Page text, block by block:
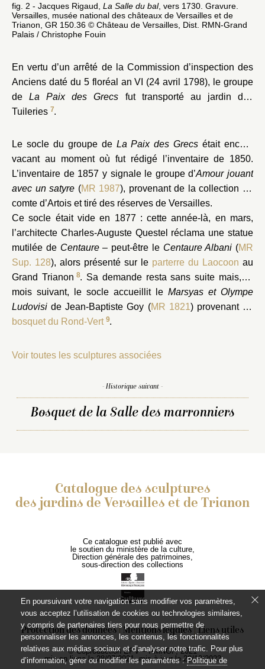
fig. 2 - Jacques Rigaud, La Salle du bal, vers 1730. Gravure.
Versailles, musée national des châteaux de Versailles et de
Trianon, GR 150.36 © Château de Versailles, Dist. RMN-Grand
Palais / Christophe Fouin
En vertu d’un arrêté de la Commission d’inspection des
Anciens daté du 5 floréal an VI (24 avril 1798), le groupe
deLa Paix des Grecs fut transporté au jardin des
Tuileries 7.
Le socle du groupe de La Paix des Grecs était encore
vacant au moment où fut rédigé l’inventaire de 1850.
L’inventaire de 1857 y signale le groupe d’Amour jouant
avec un satyre (MR 1987), provenant de la collection du
comte d’Artois et tiré des réserves de Versailles.
Ce socle était vide en 1877 : cette année-là, en mars,
l’architecte Charles-Auguste Questel réclama une statue
mutilée de Centaure– peut-être le Centaure Albani (MR
Sup. 128), alors présenté sur le parterre du Laocoon au
Grand Trianon 8. Sa demande resta sans suite mais, le
mois suivant, le socle accueillit le Marsyas et Olympe
Ludovisi de Jean-Baptiste Goy (MR 1821) provenant du
bosquet du Rond-Vert 9.
Voir toutes les sculptures associées
- Historique suivant -
Bosquet de la Salle des marronniers
Catalogue des sculptures
des jardins de Versailles et de Trianon
Ce catalogue est publié avec
le soutien du ministère de la culture,
Direction générale des patrimoines,
sous-direction des collections
Protection des données Mentions légales Liens utiles
© Coproduction EPV – RMNGP, 2021
mis en ligne le 28/07/2021, mis à jour le 28/12/2023
En poursuivant votre navigation sans modifier vos paramètres,
vous acceptez l’utilisation de cookies ou technologies similaires,
y compris de partenaires tiers pour nous permettre de
personnaliser les annonces, les contenus, les fonctionnalités
relatives aux médias sociaux et d’analyser notre trafic. Pour plus
d’information, gérer ou modifier les paramètres :Politique de